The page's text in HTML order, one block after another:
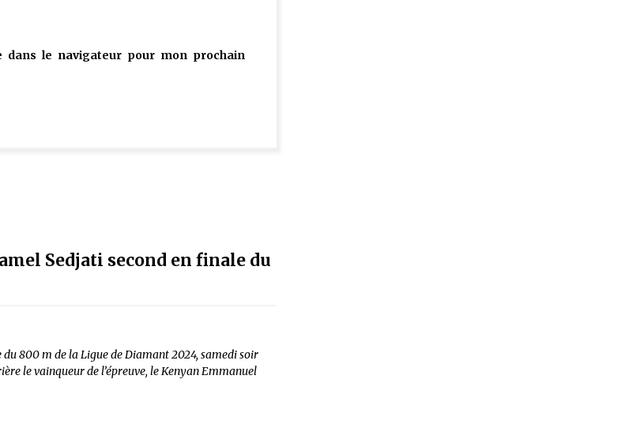
le navigateur pour mon prochain
Sedjati second en finale du
800 m de la Ligue de Diamant 2024, samedi soir
le vainqueur de l’épreuve, le Kenyan Emmanuel